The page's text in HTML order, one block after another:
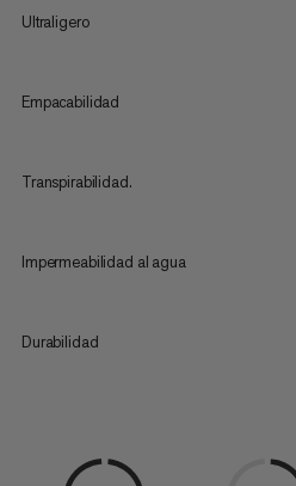
Ultraligero
Empacabilidad
Transpirabilidad.
Impermeabilidad al agua
Durabilidad